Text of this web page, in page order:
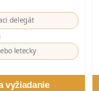
delegát
letecky
vyžiadanie